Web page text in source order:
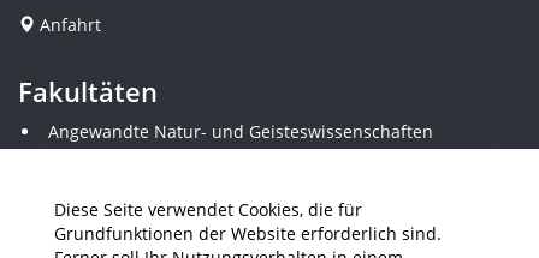
Diese Seite verwendet Cookies, die für
Grundfunktionen der Website erforderlich sind.
Anfahrt
Fakultäten
Angewandte Natur- und Geisteswissenschaften
Angewandte Sozialwissenschaften
Elektrotechnik
Gestaltung
Informatik und Wirtschaftsinformatik